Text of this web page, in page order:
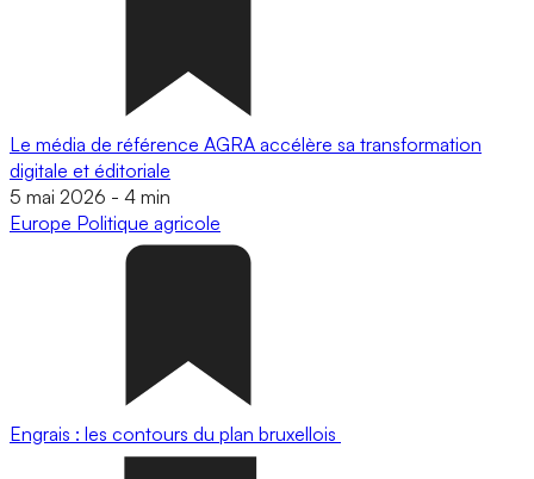
Le média de référence AGRA accélère sa transformation
digitale et éditoriale
5 mai 2026 - 4 min
Europe Politique agricole
Engrais : les contours du plan bruxellois